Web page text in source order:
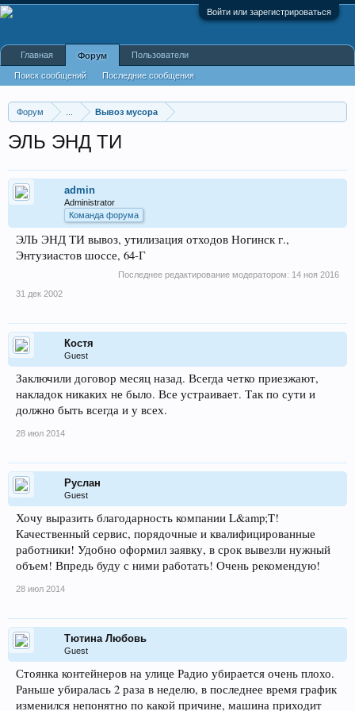
Войти или зарегистрироваться
Форум Вывоз мусора
ЭЛЬ ЭНД ТИ
admin
Administrator
Команда форума
ЭЛЬ ЭНД ТИ вывоз, утилизация отходов Ногинск г.,
Энтузиастов шоссе, 64-Г
Последнее редактирование модератором: 14 ноя 2016
31 дек 2002
Костя
Guest
Заключили договор месяц назад. Всегда четко приезжают,
накладок никаких не было. Все устраивает. Так по сути и
должно быть всегда и у всех.
28 июл 2014
Руслан
Guest
Хочу выразить благодарность компании L&amp;T!
Качественный сервис, порядочные и квалифицированные
работники! Удобно оформил заявку, в срок вывезли нужный
объем! Впредь буду с ними работать! Очень рекомендую!
28 июл 2014
Тютина Любовь
Guest
Стоянка контейнеров на улице Радио убирается очень плохо.
Раньше убиралась 2 раза в неделю, в последнее время график
изменился непонятно по какой причине, машина приходит
Главная Форум
Поиск сообщений Последние сообщения
Пользователи